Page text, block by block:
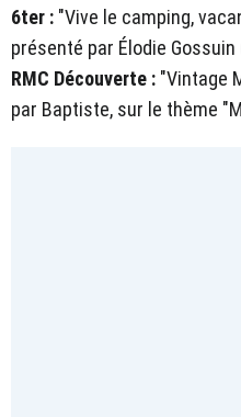
6ter : "Vive le camping,
présenté par Élodie
RMC Découverte : "Vintage
par Baptiste, sur le thème